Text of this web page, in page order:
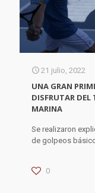
21 julio, 2022
UNA GRAN
DISFRUTAR DEL
MARINA
Se realizaron
de golpeos
0